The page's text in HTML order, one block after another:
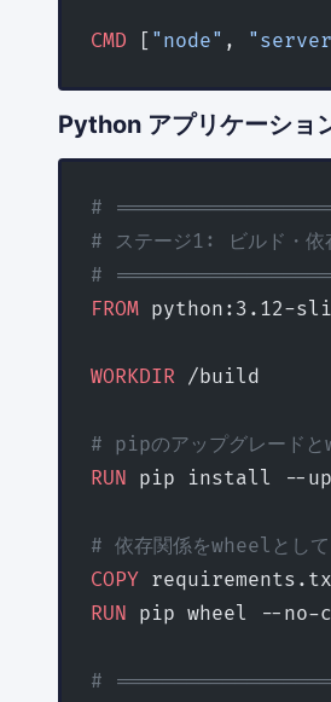
CMD [ "node" ,
Python アプリケーショ
#
# ステージ1: ビルド・依
#
FROM python:3.12-
WORKDIR /build
# pipのアップグレードと
RUN pip install --
# 依存関係をwheelとして
COPY
RUN pip wheel --no-
#